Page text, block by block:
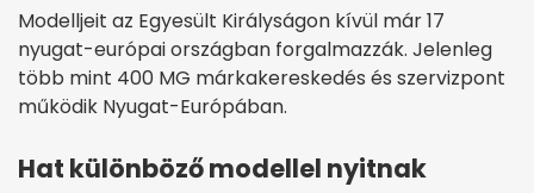
Modelljeit az Egyesült Királyságon kívül már 17
nyugat-európai országban forgalmazzák. Jelenleg
több mint 400 MG márkakereskedés és szervizpont
működik Nyugat-Európában.
Hat különböző modellel nyitnak